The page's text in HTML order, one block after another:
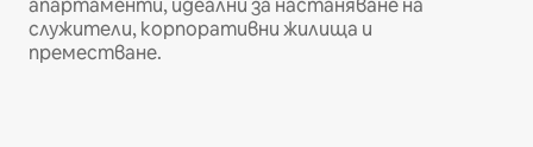
апартаменти, идеални за настаняване на
служители, корпоративни жилища и
преместване.